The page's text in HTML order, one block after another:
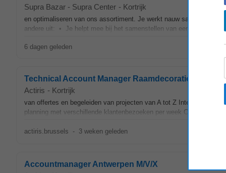
Supra Bazar - Supra Center - Kortrijk
en optimaliseren van ons assortiment. Je werkt nauw samen met
andere uit: • Je helpt mee bij het samenstellen van een
6 dagen geleden
Technical Account Manager Raamdecoratie M/V/X
Actiris - Kortrijk
van offertes en begeleiden van projecten van A tot Z Intensief
planning met verschillende klantenbezoeken per week Correct
actiris.brussels - 3 weken geleden
Accountmanager Antwerpen M/V/X